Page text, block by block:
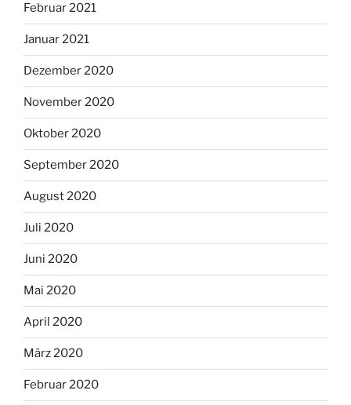
Februar 2021
Januar 2021
Dezember 2020
November 2020
Oktober 2020
September 2020
August 2020
Juli 2020
Juni 2020
Mai 2020
April 2020
März 2020
Februar 2020